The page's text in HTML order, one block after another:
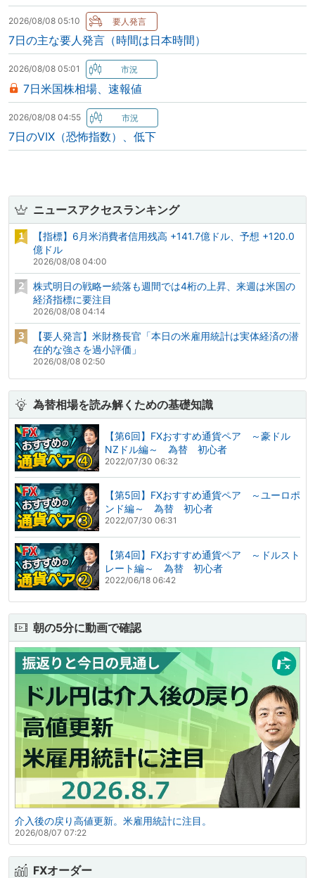
2026/08/08 05:10
7日の主な要人発言（時間は日本時間）
2026/08/08 05:01
7日米国株相場、速報値
2026/08/08 04:55
7日のVIX（恐怖指数）、低下
ニュースアクセスランキング
【指標】6月米消費者信用残高 +141.7億ドル、予想 +120.0
億ドル
2026/08/08 04:00
株式明日の戦略ー続落も週間では4桁の上昇、来週は米国の
経済指標に要注目
2026/08/08 04:14
【要人発言】米財務長官「本日の米雇用統計は実体経済の潜
在的な強さを過小評価」
2026/08/08 02:50
為替相場を読み解くための基礎知識
【第6回】FXおすすめ通貨ペア ～豪ドル
NZドル編～ 為替 初心者
2022/07/30 06:32
【第5回】FXおすすめ通貨ペア ～ユーロポ
ンド編～ 為替 初心者
2022/07/30 06:31
【第4回】FXおすすめ通貨ペア ～ドルスト
レート編～ 為替 初心者
2022/06/18 06:42
朝の5分に動画で確認
介入後の戻り高値更新。米雇用統計に注目。
2026/08/07 07:22
FXオーダー